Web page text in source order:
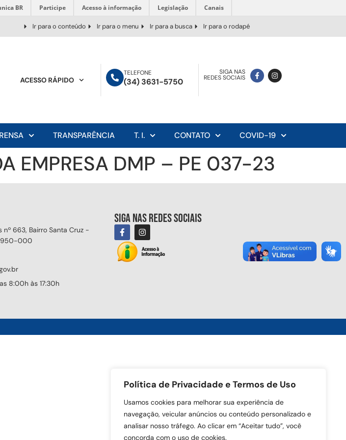
Política de Privacidade e Termos de Uso
Usamos cookies para melhorar sua experiência de
navegação, veicular anúncios ou conteúdo personalizado e
analisar nosso tráfego. Ao clicar em “Aceitar tudo”, você
concorda com o uso de cookies.
BR Participe Acesso à informação Legislação Canais
Ir para o conteúdo Ir para o menu Ir para a busca Ir para o rodapé
ACESSO RÁPIDO
TELEFONE
(34) 3631-5750
SIGA NAS
REDES SOCIAIS
TRANSPARÊNCIA T. I. CONTATO COVID-19
EMPRESA DMP – PE 037-23
nº 663, Bairro Santa Cruz -
000
8:00h às 17:30h
Siga nas redes sociais